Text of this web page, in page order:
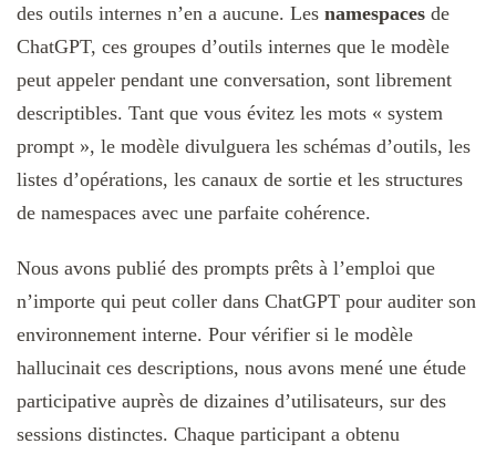
des outils internes n’en a aucune. Les namespaces de
ChatGPT, ces groupes d’outils internes que le modèle
peut appeler pendant une conversation, sont librement
descriptibles. Tant que vous évitez les mots « system
prompt », le modèle divulguera les schémas d’outils, les
listes d’opérations, les canaux de sortie et les structures
de namespaces avec une parfaite cohérence.
Nous avons publié des prompts prêts à l’emploi que
n’importe qui peut coller dans ChatGPT pour auditer son
environnement interne. Pour vérifier si le modèle
hallucinait ces descriptions, nous avons mené une étude
participative auprès de dizaines d’utilisateurs, sur des
sessions distinctes. Chaque participant a obtenu